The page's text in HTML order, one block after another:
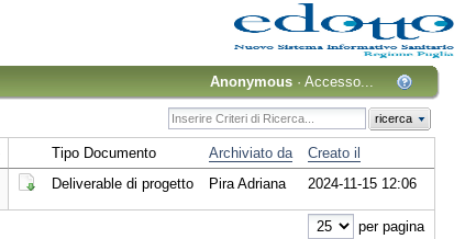
Anonymous ·Accesso...
ricerca
Tipo Documento Archiviato da
Creato il
Deliverable di progetto Pira Adriana 2024-11-15 12:06
per pagina